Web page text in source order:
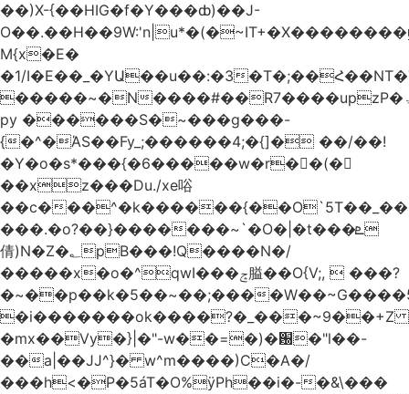
��)X-{��HIG�f�Y���ȸ)��J-
M{x�E�
�1/I�E��_�YԱ��u��:�3
�����~�N����#��R7����upzP�ۃt{�!g����9
py ������S�~���g���-
{�^�ΆS��Fy_;������4;�{]� ��/��!
�Y�o�s*���{�6�����w�r��ٌ(�
��xz���Du./xe唂
��c�
���.�o?��}�������~`�O�|�t���ܧ
倩)N�Z�؂pB���!Q����N�/
�����x�o�^qwI���ݘ膉��O{V;,  ���?
�~��p��k�5��~��;���
�i�������ok����?�_���~9��+Z
�mx��Vy�}|�"-w��=�)�԰�"l��-
��a|��JJ^}� w^m����)C�A�/
���h<�P�5áT�O%ӱPh��i�-�&\���